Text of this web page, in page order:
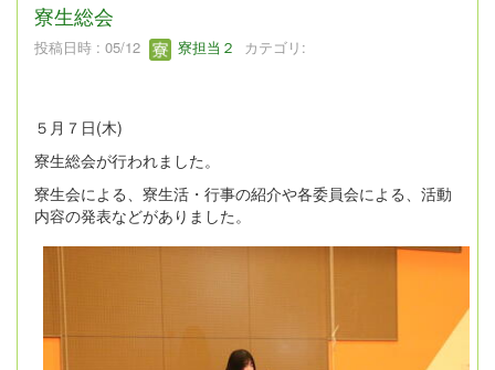
寮生総会
投稿日時 : 05/12 寮担当２ カテゴリ:
５月７日(木)
寮生総会が行われました。
寮生会による、寮生活・行事の紹介や各委員会による、活動
内容の発表などがありました。